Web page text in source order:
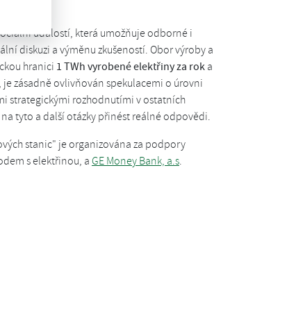
událostí, která umožňuje odborné i
diskuzi a výměnu zkušeností. Obor výroby a
hranici 1 TWh vyrobené elektřiny za rok a
, je zásadně ovlivňován spekulacemi o úrovni
strategickými rozhodnutími v ostatních
tyto a další otázky přinést reálné odpovědi.
stanic" je organizována za podpory
s elektřinou, a GE Money Bank, a.s.